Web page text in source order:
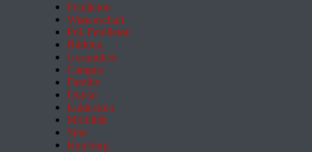
Feuilleton
Wissenschaft
Pol. Feuilleton
Bildung
Gesundheit
Campus
Familie
Digital
Entdecken
Mobilität
Sinn
Hamburg